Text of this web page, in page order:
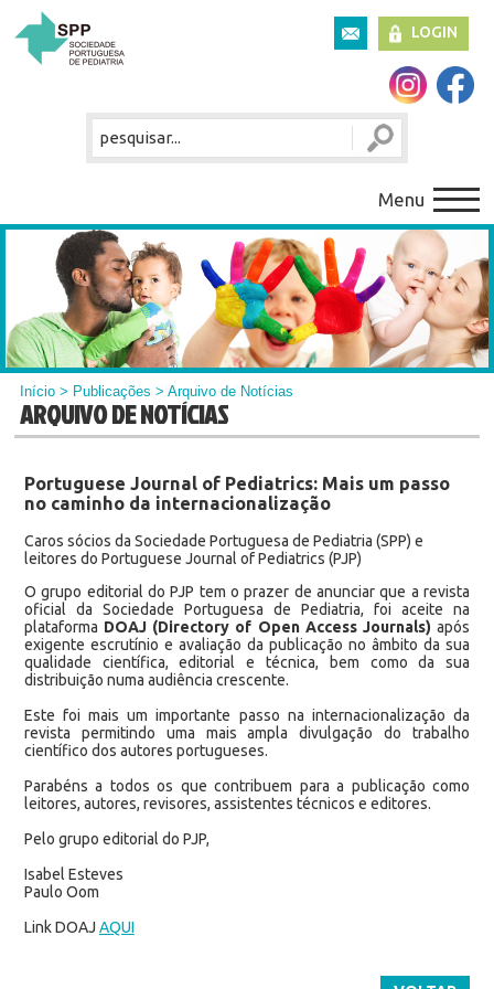
LOGIN
Menu
Início > Publicações > Arquivo de Notícias
ARQUIVO DE NOTÍCIAS
Portuguese Journal of Pediatrics: Mais um passo
no caminho da internacionalização
Caros sócios da Sociedade Portuguesa de Pediatria (SPP) e
leitores do Portuguese Journal of Pediatrics (PJP)
O grupo editorial do PJP tem o prazer de anunciar que a revista
oficial da Sociedade Portuguesa de Pediatria, foi aceite na
plataforma DOAJ (Directory of Open Access Journals) após
exigente escrutínio e avaliação da publicação no âmbito da sua
qualidade científica, editorial e técnica, bem como da sua
distribuição numa audiência crescente.
Este foi mais um importante passo na internacionalização da
revista permitindo uma mais ampla divulgação do trabalho
científico dos autores portugueses.
Parabéns a todos os que contribuem para a publicação como
leitores, autores, revisores, assistentes técnicos e editores.
Pelo grupo editorial do PJP,
Isabel Esteves
Paulo Oom
Link DOAJ AQUI